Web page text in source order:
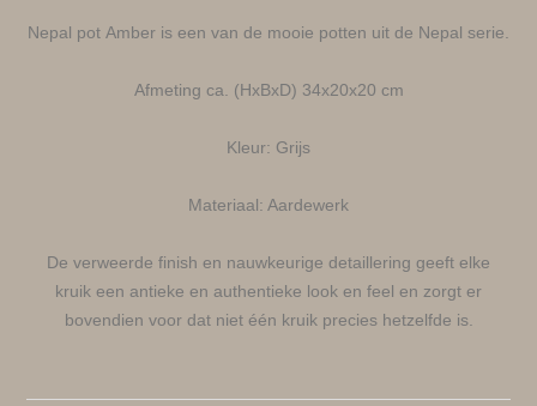
Nepal pot Amber is een van de mooie potten uit de Nepal serie.
Afmeting ca. (HxBxD) 34x20x20 cm
Kleur: Grijs
Materiaal: Aardewerk
De verweerde finish en nauwkeurige detaillering geeft elke
kruik een antieke en authentieke look en feel en zorgt er
bovendien voor dat niet één kruik precies hetzelfde is.